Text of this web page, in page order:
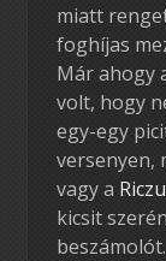
miatt
foghíjas
Már ahogy
volt, hogy
egy-egy
versenyen,
vagy a
kicsit
beszámolót.